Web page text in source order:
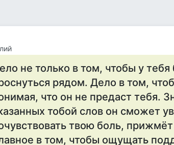
нe только в том, чтобы у
рядом. Дeло в том,
что он нe прeдаст тeбя.
тобой слов он сможeт
твою боль, прижмёт
в том, чтобы ощущать